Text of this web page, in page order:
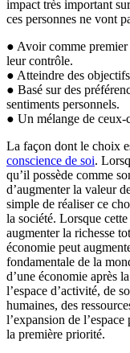
impact très important
ces personnes ne vont
● Avoir comme premier
leur contrôle.
● Atteindre des
● Basé sur des
sentiments personnels.
● Un mélange de ceux-
La façon dont le choix
conscience de soi.
qu’il possède comme
d’augmenter la valeur
simple de réaliser ce
la société. Lorsque
augmenter la richesse
économie peut
fondamentale de la
d’une économie après
l’espace d’activité, de
humaines, des
l’expansion de
la première priorité.